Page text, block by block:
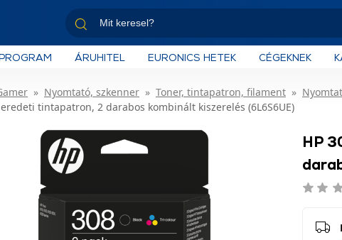
ÁRUHITEL EURONICS HETEK CÉGEKNEK
Nyomtató, szkenner Toner, tintapatron, filament
tintapatron, 2 darabos kombinált kiszerelés (6L6S6UE)
HP